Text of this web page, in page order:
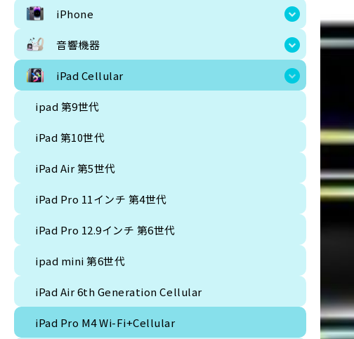
iPhone
音響機器
iPad Cellular
ipad 第9世代
iPad 第10世代
iPad Air 第5世代
iPad Pro 11インチ 第4世代
iPad Pro 12.9インチ 第6世代
ipad mini 第6世代
iPad Air 6th Generation Cellular
iPad Pro M4 Wi-Fi+Cellular